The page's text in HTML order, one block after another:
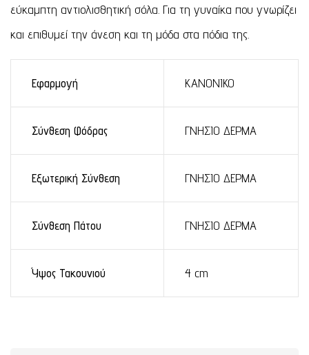
εύκαμπτη αντιολισθητική σόλα. Για τη γυναίκα που γνωρίζει
και επιθυμεί την άνεση και τη μόδα στα πόδια της.
Εφαρμογή ΚΑΝΟΝΙΚΟ
Σύνθεση Φόδρας ΓΝΗΣΙΟ ΔΕΡΜΑ
Εξωτερική Σύνθεση ΓΝΗΣΙΟ ΔΕΡΜΑ
Σύνθεση Πάτου ΓΝΗΣΙΟ ΔΕΡΜΑ
Ύψος Τακουνιού 4 cm